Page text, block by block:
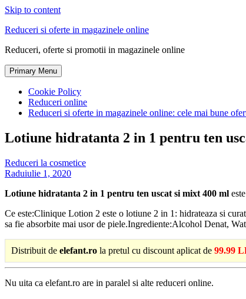
Skip to content
Reduceri si oferte in magazinele online
Reduceri, oferte si promotii in magazinele online
Primary Menu
Cookie Policy
Reduceri online
Reduceri si oferte in magazinele online: cele mai bune
Lotiune hidratanta 2 in 1 pentru ten
Reduceri la cosmetice
Raduiulie 1, 2020
Lotiune hidratanta 2 in 1 pentru ten uscat si mixt 400 ml
Ce este:Clinique Lotion 2 este o lotiune 2 in 1: hidrateaza si
sa fie absorbite mai usor de piele.Ingrediente:Alcohol Denat,
Distribuit de elefant.ro la pretul cu discount aplicat de 99.99
Nu uita ca elefant.ro are in paralel si alte reduceri online.